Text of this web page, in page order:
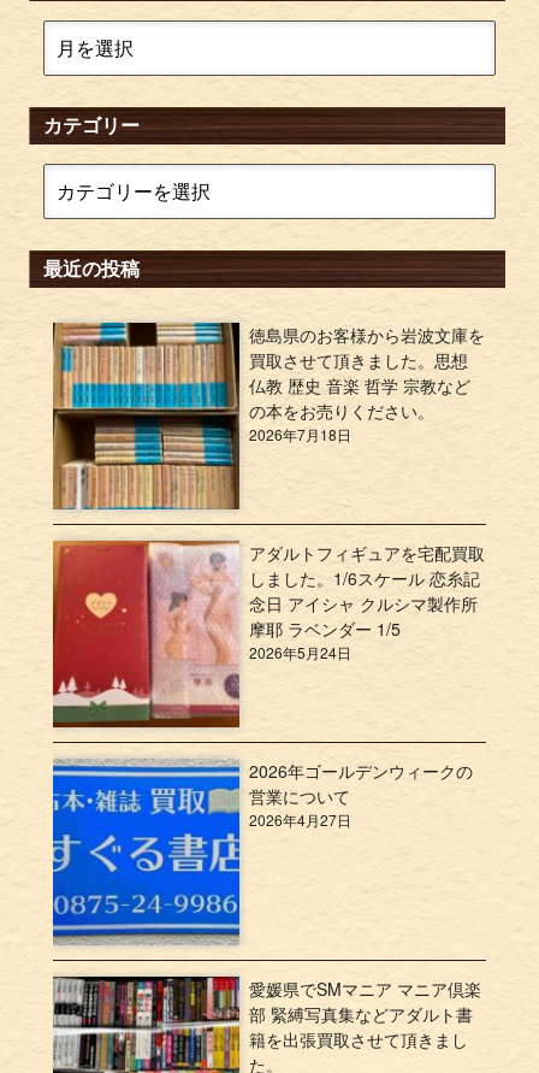
カテゴリー
最近の投稿
徳島県のお客様から岩波文庫を
買取させて頂きました。思想
仏教 歴史 音楽 哲学 宗教など
の本をお売りください。
2026年7月18日
アダルトフィギュアを宅配買取
しました。1/6スケール 恋糸記
念日 アイシャ クルシマ製作所
摩耶 ラベンダー 1/5
2026年5月24日
2026年ゴールデンウィークの
営業について
2026年4月27日
愛媛県でSMマニア マニア倶楽
部 緊縛写真集などアダルト書
籍を出張買取させて頂きまし
た。